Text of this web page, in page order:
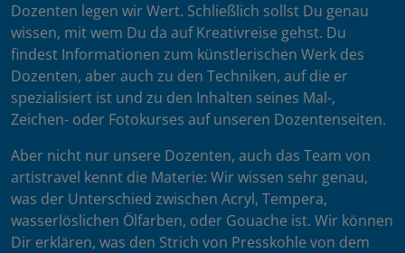
Dozenten legen wir Wert. Schließlich sollst Du genau
wissen, mit wem Du da auf Kreativreise gehst. Du
findest Informationen zum künstlerischen Werk des
Dozenten, aber auch zu den Techniken, auf die er
spezialisiert ist und zu den Inhalten seines Mal-,
Zeichen- oder Fotokurses auf unseren Dozentenseiten.
Aber nicht nur unsere Dozenten, auch das Team von
artistravel kennt die Materie: Wir wissen sehr genau,
was der Unterschied zwischen Acryl, Tempera,
wasserlöslichen Ölfarben, oder Gouache ist. Wir können
Dir erklären, was den Strich von Presskohle von dem